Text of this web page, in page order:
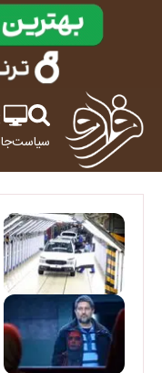
سیاست